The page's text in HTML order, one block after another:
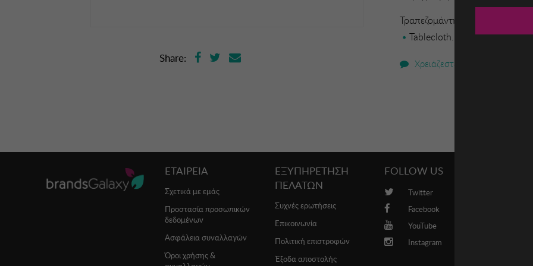
Share:
Τραπεζομάντηλο Hermia
Tablecloth.100% COTTON
Χρειάζεστε βοήθεια;
ΕΤΑΙΡΕΙΑ
Σχετικά με εμάς
Προστασία προσωπικών
δεδομένων
Ασφάλεια συναλλαγών
Όροι χρήσης &
ΕΞΥΠΗΡΕΤΗΣΗ
ΠΕΛΑΤΩΝ
Συχνές ερωτήσεις
Επικοινωνία
Πολιτική επιστροφών
Έξοδα αποστολής
FOLLOW US
Twitter
Facebook
YouTube
Instagram